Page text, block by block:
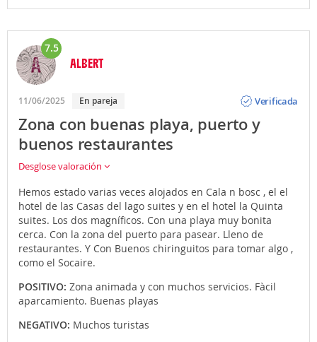
7.5
ALBERT
11/06/2025 En pareja
Verificada
Zona con buenas playa, puerto y
buenos restaurantes
Desglose valoración
Hemos estado varias veces alojados en Cala n bosc , el el
hotel de las Casas del lago suites y en el hotel la Quinta
suites. Los dos magníficos. Con una playa muy bonita
cerca. Con la zona del puerto para pasear. Lleno de
restaurantes. Y Con Buenos chiringuitos para tomar algo ,
como el Socaire.
POSITIVO: Zona animada y con muchos servicios. Fàcil
aparcamiento. Buenas playas
NEGATIVO: Muchos turistas